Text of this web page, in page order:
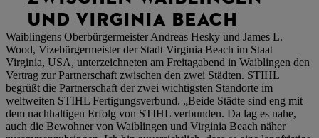
ND VIRGINIA BEACH
Waiblingens Oberbürgermeister Andreas Hesky und James L.
Wood, Vizebürgermeister der Stadt Virginia Beach im Staat
Virginia, USA, unterzeichneten am Freitagabend in Waiblingen den
Vertrag zur Partnerschaft zwischen den zwei Städten. STIHL
begrüßt die Partnerschaft der zwei wichtigsten Standorte im
weltweiten STIHL Fertigungsverbund. „Beide Städte sind eng mit
dem nachhaltigen Erfolg von STIHL verbunden. Da lag es nahe,
auch die Bewohner von Waiblingen und Virginia Beach näher